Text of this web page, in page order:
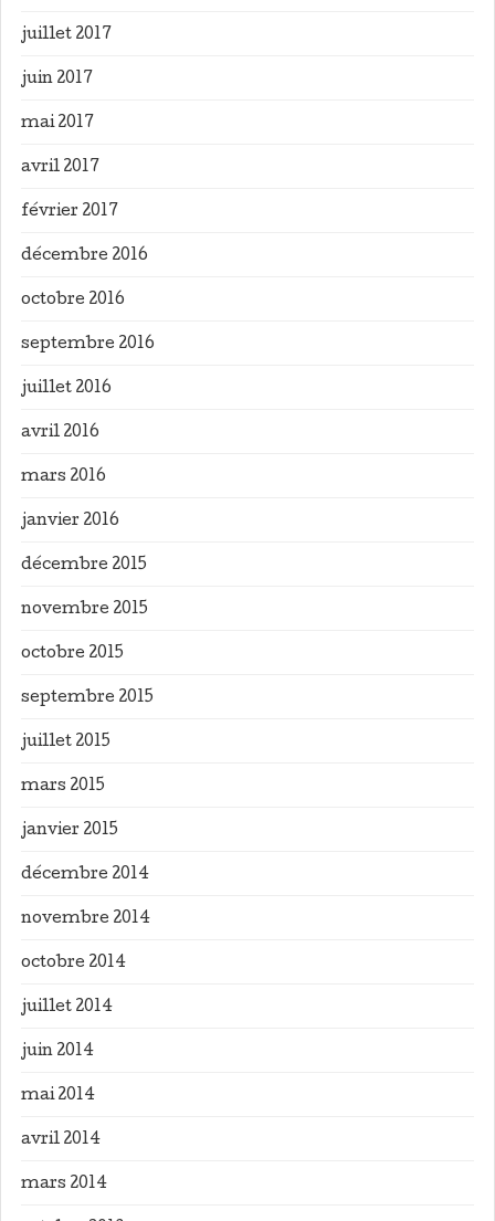
juillet 2017
juin 2017
mai 2017
avril 2017
février 2017
décembre 2016
octobre 2016
septembre 2016
juillet 2016
avril 2016
mars 2016
janvier 2016
décembre 2015
novembre 2015
octobre 2015
septembre 2015
juillet 2015
mars 2015
janvier 2015
décembre 2014
novembre 2014
octobre 2014
juillet 2014
juin 2014
mai 2014
avril 2014
mars 2014